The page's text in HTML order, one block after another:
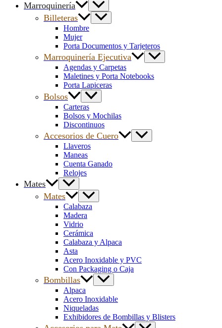
Marroquinería
Billeteras
Hombre
Mujer
Porta Documentos y Tarjeteros
Marroquinería Ejecutiva
Agendas y Carpetas
Maletines y Porta Notebooks
Porta Lapiceras
Bolsos
Carteras
Bolsos y Mochilas
Discontinuos
Accesorios de Cuero
Llaveros
Maneas
Cuenta Ganado
Relojes
Mates
Mates
Calabaza
Madera
Vidrio
Cerámica
Calabaza y Alpaca
Asta
Acero Inoxidable y PVC
Con Packaging o Caja
Bombillas
Alpaca
Acero Inoxidable
Niqueladas
Exhibidores de Bombillas y Blisters